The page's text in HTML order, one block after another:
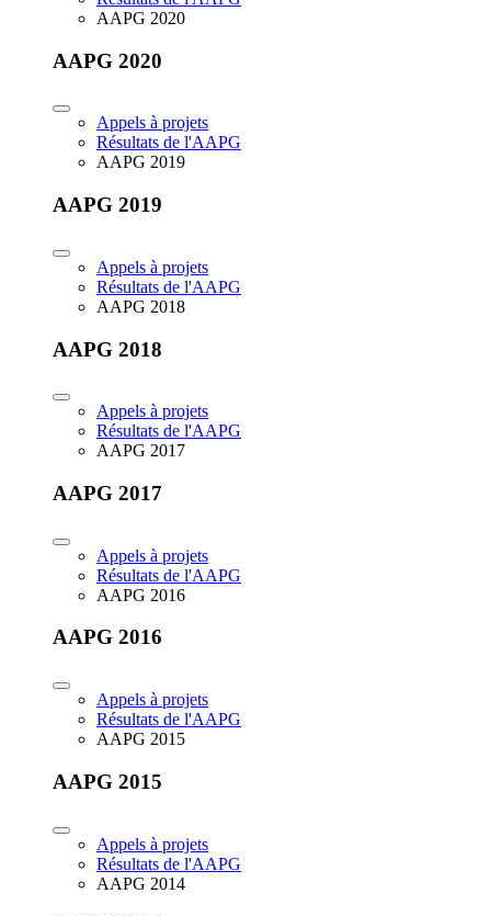
AAPG 2020
AAPG 2020
Appels à projets
Résultats de l'AAPG
AAPG 2019
AAPG 2019
Appels à projets
Résultats de l'AAPG
AAPG 2018
AAPG 2018
Appels à projets
Résultats de l'AAPG
AAPG 2017
AAPG 2017
Appels à projets
Résultats de l'AAPG
AAPG 2016
AAPG 2016
Appels à projets
Résultats de l'AAPG
AAPG 2015
AAPG 2015
Appels à projets
Résultats de l'AAPG
AAPG 2014